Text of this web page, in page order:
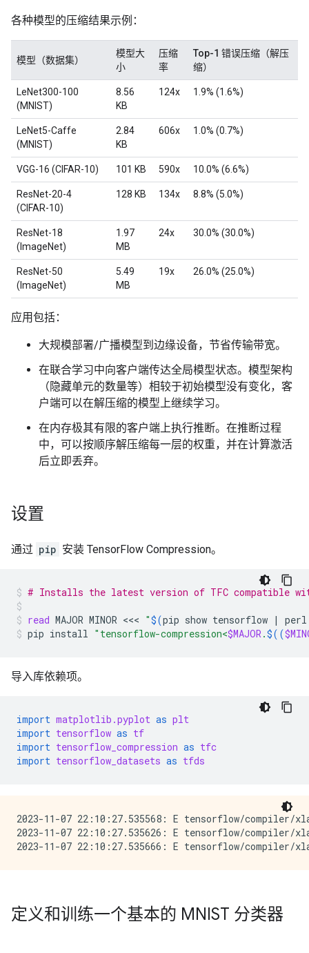
各种模型的压缩结果示例：
模型（数据集）
模型大
小
压缩
率
Top-1 错误压缩（解压
缩）
LeNet300-100
(MNIST)
8.56
KB
124x 1.9% (1.6%)
LeNet5-Caffe
(MNIST)
2.84
KB
606x 1.0% (0.7%)
VGG-16 (CIFAR-10) 101 KB 590x 10.0% (6.6%)
ResNet-20-4
(CIFAR-10)
128 KB 134x 8.8% (5.0%)
ResNet-18
(ImageNet)
1.97
MB
24x 30.0% (30.0%)
ResNet-50
(ImageNet)
5.49
MB
19x 26.0% (25.0%)
应用包括：
大规模部署/广播模型到边缘设备，节省传输带宽。
在联合学习中向客户端传达全局模型状态。模型架构
（隐藏单元的数量等）相较于初始模型没有变化，客
户端可以在解压缩的模型上继续学习。
在内存极其有限的客户端上执行推断。在推断过程
中，可以按顺序解压缩每一层的权重，并在计算激活
后立即丢弃。
设置
通过 pip 安装 TensorFlow Compression。
# Installs the latest version of TFC compatible
read MAJOR MINOR <<< "$(pip show tensorflow |
perl
pip install "tensorflow-compression<$MAJOR .$((
导入库依赖项。
import matplotlib.pyplot as plt
import tensorflow as tf
import tensorflow_compression as tfc
import tensorflow_datasets as tfds
2023-11-07 22:10:27.535568: E tensorflow/compiler/
2023-11-07 22:10:27.535626: E tensorflow/
定义和训练一个基本的 MNIST 分类器